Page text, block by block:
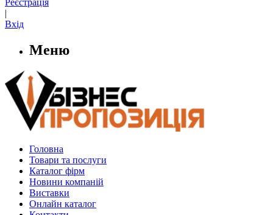
Реєстрація
|
Вхід
Меню
Головна
Товари та послуги
Каталог фірм
Новини компаній
Виставки
Онлайн каталог